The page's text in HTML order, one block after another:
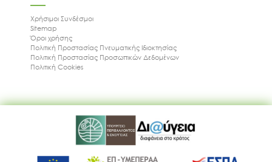
Χρήσιμοι Συνδέσμοι
Sitemap
Όροι χρήσης
Πολιτική Προστασίας Πνευματικής Ιδιοκτησίας
Πολιτική Προστασίας Προσωπικών Δεδομένων
Πολιτική Cookies